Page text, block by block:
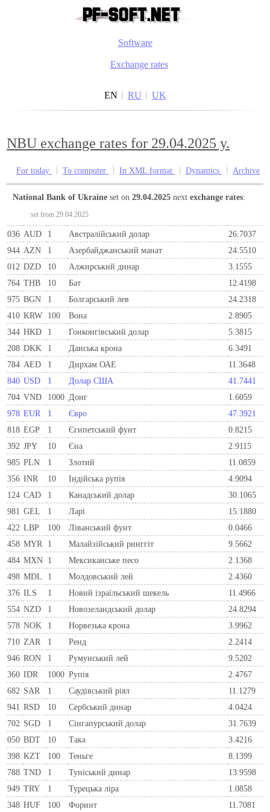
Software
Exchange rates
EN RU UK
NBU exchange rates for 29.04.2025 y.
For today To computer In XML format Dynamics Archive
National Bank of Ukraine set on29.04.2025 nextexchange rates:
set from 29.04.2025
036 AUD 1 Австралійський долар
26.7037
944 AZN 1 Азербайджанський манат
24.5510
012 DZD 10 Алжирський динар
3.1555
764 THB 10 Бат
12.4198
975 BGN 1 Болгарський лев
24.2318
410 KRW 100 Вона
2.8905
344 HKD 1 Гонконгівський долар
5.3815
208 DKK 1 Данська крона
6.3491
784 AED 1 Дирхам ОАЕ
11.3648
840 USD 1 Долар США
41.7441
704 VND 1000 Донг
1.6059
978 EUR 1 Євро
47.3921
818 EGP 1 Єгипетський фунт
0.8215
392 JPY 10 Єна
2.9115
985 PLN 1 Злотий
11.0859
356 INR 10 Індійська рупія
4.9094
124 CAD 1 Канадський долар
30.1065
981 GEL 1 Ларi
15.1880
422 LBP 100 Ліванський фунт
0.0466
458 MYR 1 Малайзійський ринггіт
9.5662
484 MXN 1 Мексиканське песо
2.1368
498 MDL 1 Молдовський лей
2.4360
376 ILS 1 Новий ізраїльський шекель
11.4966
554 NZD 1 Новозеландський долар
24.8294
578 NOK 1 Норвезька крона
3.9962
710 ZAR 1 Ренд
2.2414
946 RON 1 Румунський лей
9.5202
360 IDR 1000 Рупія
2.4767
682 SAR 1 Саудівський ріял
11.1279
941 RSD 10 Сербський динар
4.0424
702 SGD 1 Сінгапурський долар
31.7639
050 BDT 10 Така
3.4216
398 KZT 100 Теньге
8.1399
788 TND 1 Туніський динар
13.9598
949 TRY 1 Турецька ліра
1.0858
348 HUF 100 Форинт 11.7081